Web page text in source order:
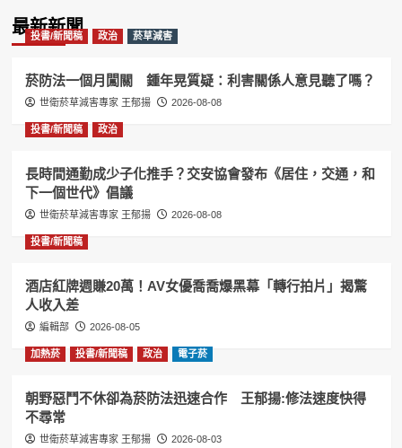
最新新聞
投書/新聞稿 政治 菸草減害
菸防法一個月闖關 鍾年晃質疑：利害關係人意見聽了嗎？
世衛菸草減害專家 王郁揚 2026-08-08
投書/新聞稿 政治
長時間通勤成少子化推手？交安協會發布《居住，交通，和
下一個世代》倡議
世衛菸草減害專家 王郁揚 2026-08-08
投書/新聞稿
酒店紅牌週賺20萬！AV女優喬喬爆黑幕「轉行拍片」揭驚
人收入差
編輯部 2026-08-05
加熱菸 投書/新聞稿 政治 電子菸
朝野惡鬥不休卻為菸防法迅速合作 王郁揚:修法速度快得
不尋常
世衛菸草減害專家 王郁揚 2026-08-03